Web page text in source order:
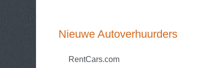
Nieuwe Autoverhuurders
RentCars.com